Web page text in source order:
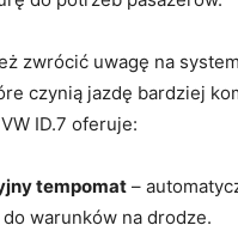
zwrócić uwagę na
czynią jazdę bardziej
ID.7 oferuje:
tempomat –
warunków na drodze.